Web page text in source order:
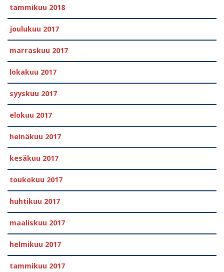
tammikuu 2018
joulukuu 2017
marraskuu 2017
lokakuu 2017
syyskuu 2017
elokuu 2017
heinäkuu 2017
kesäkuu 2017
toukokuu 2017
huhtikuu 2017
maaliskuu 2017
helmikuu 2017
tammikuu 2017